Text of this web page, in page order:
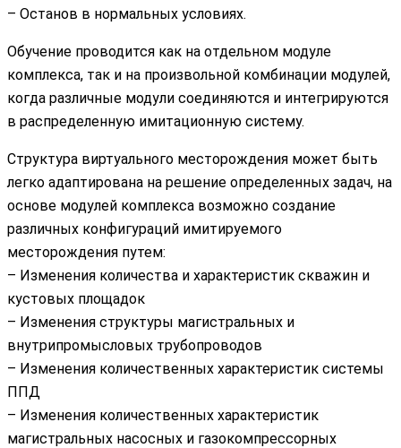
– Останов в нормальных условиях.
Обучение проводится как на отдельном модуле
комплекса, так и на произвольной комбинации модулей,
когда различные модули соединяются и интегрируются
в распределенную имитационную систему.
Структура виртуального месторождения может быть
легко адаптирована на решение определенных задач, на
основе модулей комплекса возможно создание
различных конфигураций имитируемого
месторождения путем:
– Изменения количества и характеристик скважин и
кустовых площадок
– Изменения структуры магистральных и
внутрипромысловых трубопроводов
– Изменения количественных характеристик системы
ППД
– Изменения количественных характеристик
магистральных насосных и газокомпрессорных